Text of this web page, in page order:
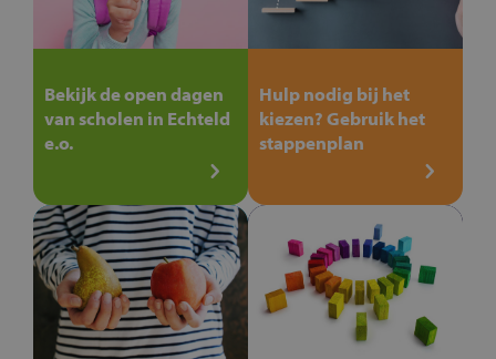
Bekijk de open dagen
van scholen in Echteld
e.o.
Hulp nodig bij het
kiezen? Gebruik het
stappenplan